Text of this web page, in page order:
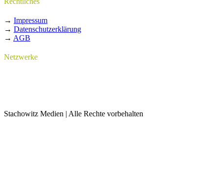
→ Impressum
→ Datenschutzerklärung
→ AGB
Netzwerke
Stachowitz Medien | Alle Rechte vorbehalten